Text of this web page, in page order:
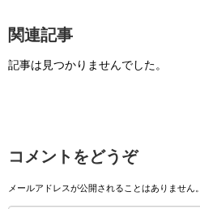
関連記事
記事は見つかりませんでした。
コメントをどうぞ
メールアドレスが公開されることはありません。